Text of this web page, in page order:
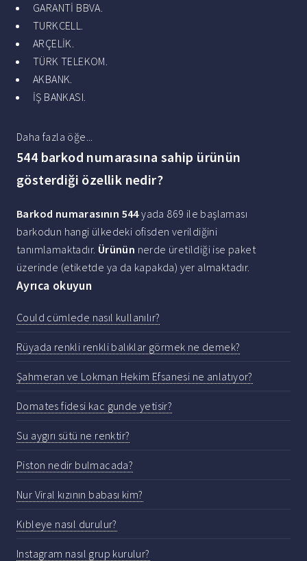
GARANTİ BBVA.
TURKCELL.
ARÇELİK.
TÜRK TELEKOM.
AKBANK.
İŞ BANKASI.
Daha fazla öğe...
544 barkod numarasına sahip ürünün
gösterdiği özellik nedir?
Barkod numarasının 544yada 869 ile başlaması
barkodun hangi ülkedeki ofisden verildiğini
tanımlamaktadır. Ürünün nerde üretildiği ise paket
üzerinde (etiketde ya da kapakda) yer almaktadır.
Ayrıca okuyun
Could cümlede nasıl kullanılır?
Rüyada renkli renkli balıklar görmek ne demek?
Şahmeran ve Lokman Hekim Efsanesi ne anlatıyor?
Domates fidesi kac gunde yetisir?
Su aygırı sütü ne renktir?
Piston nedir bulmacada?
Nur Viral kızının babası kim?
Kıbleye nasıl durulur?
Instagram nasıl grup kurulur?